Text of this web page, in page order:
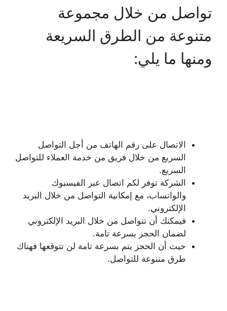
تواصل من خلال مجموعة
متنوعة من الطرق السريعة
ومنها ما يلي:
الاتصال على رقم الهاتف من أجل التواصل
السريع من خلال فريق من خدمة العملاء للتواصل
السريع.
الشركة توفر لكم اتصال عبر الفيسبوك
والواتساب، مع إمكانية التواصل من خلال البريد
الإلكتروني.
فيمكنك أن تتواصل من خلال البريد الإلكتروني
لضمان الحجز بسرعة تامة.
حيث أن الحجز يتم بسرعة تامة لن تتوقعها فهناك
طرق متنوعة للتواصل.